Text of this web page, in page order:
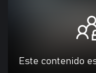
Este contenido